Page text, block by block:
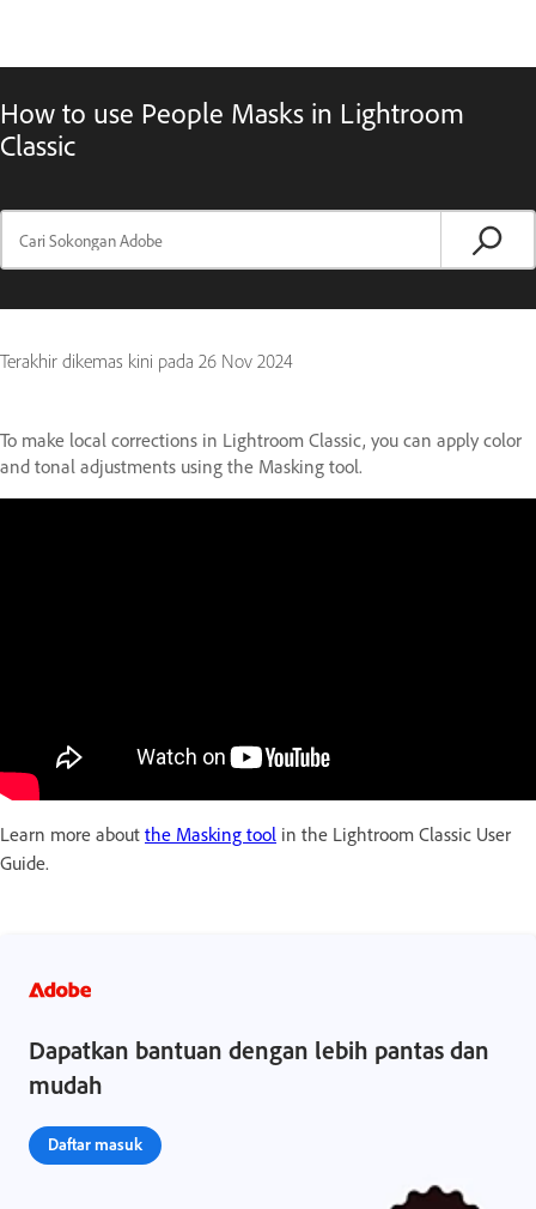
How to use People Masks in Lightroom
Classic
Terakhir dikemas kini pada 26 Nov 2024
To make local corrections in Lightroom Classic, you can apply color
and tonal adjustments using the Masking tool.
Learn more about the Masking tool in the Lightroom Classic User
Guide.
Dapatkan bantuan dengan lebih pantas dan
mudah
Daftar masuk